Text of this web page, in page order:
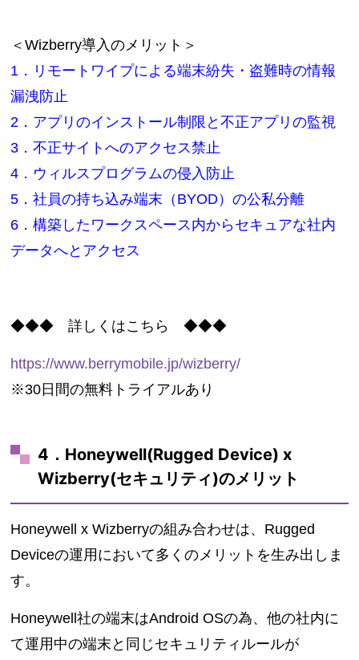
＜Wizberry導入のメリット＞
1．リモートワイプによる端末紛失・盗難時の情報
漏洩防止
2．アプリのインストール制限と不正アプリの監視
3．不正サイトへのアクセス禁止
4．ウィルスプログラムの侵入防止
5．社員の持ち込み端末（BYOD）の公私分離
6．構築したワークスペース内からセキュアな社内
データへとアクセス
◆◆◆ 詳しくはこちら ◆◆◆
https://www.berrymobile.jp/wizberry/
※30日間の無料トライアルあり
4．Honeywell(Rugged Device) x
Wizberry(セキュリティ)のメリット
Honeywell x Wizberryの組み合わせは、Rugged
Deviceの運用において多くのメリットを生み出しま
す。
Honeywell社の端末はAndroid OSの為、他の社内に
て運用中の端末と同じセキュリティルールが